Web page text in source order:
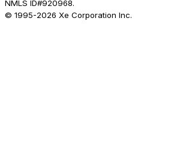
NMLS ID#920968.
© 1995-2026 Xe Corporation Inc.